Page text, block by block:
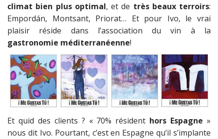
climat bien plus optimal, et de très beaux terroirs:
Empordán, Montsant, Priorat… Et pour Ivo, le vrai
plaisir réside dans l’association du vin à la
gastronomie méditerranéenne!
Et quid des clients ? « 70% résident hors Espagne »
nous dit Ivo. Pourtant, c’est en Espagne qu’il s’implante